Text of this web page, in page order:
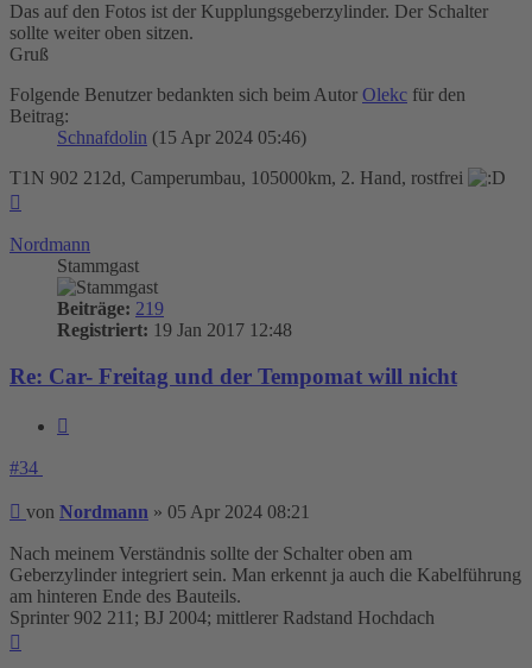
Das auf den Fotos ist der Kupplungsgeberzylinder. Der Schalter
sollte weiter oben sitzen.
Gruß
Folgende Benutzer bedankten sich beim Autor Olekc für den
Beitrag:
Schnafdolin (15 Apr 2024 05:46)
T1N 902 212d, Camperumbau, 105000km, 2. Hand, rostfrei
Nordmann
Stammgast
Beiträge: 219
Registriert: 19 Jan 2017 12:48
Re: Car- Freitag und der Tempomat will nicht
#34
Beitrag
von Nordmann » 05 Apr 2024 08:21
Nach meinem Verständnis sollte der Schalter oben am
Geberzylinder integriert sein. Man erkennt ja auch die Kabelführung
am hinteren Ende des Bauteils.
Sprinter 902 211; BJ 2004; mittlerer Radstand Hochdach